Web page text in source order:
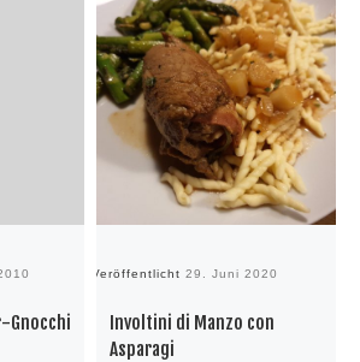
Gnocchi
Veröffentlicht 29. Juni 2020
Involtini di Manzo con
Asparagi